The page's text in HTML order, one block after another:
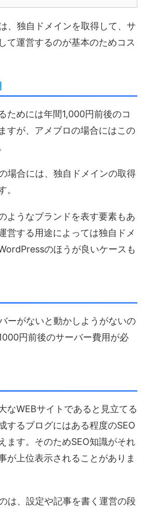
、独自ドメインを取得して、サ
て運営するのが基本のためコス
ためには年間1,000円前後のコ
すが、アメブロの場合にはこの
場合には、独自ドメインの取得
。
ようなブランドを表す要素もあ
営する用途によっては独自ドメ
のほうが良いケースも
ーがないと動かしようがないの
円前後のサーバー費用が必
なWEBサイトであると見立てる
するブログにはある程度のSEO
ます。そのためSEO知識がそれ
が上位表示されることがありま
は、設定や記事を書く運営の段